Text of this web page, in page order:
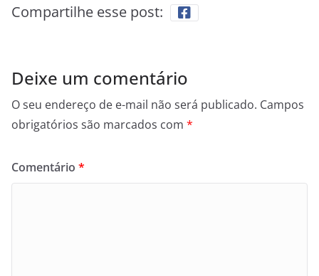
Compartilhe esse post:
Deixe um comentário
O seu endereço de e-mail não será publicado. Campos
obrigatórios são marcados com *
Comentário *